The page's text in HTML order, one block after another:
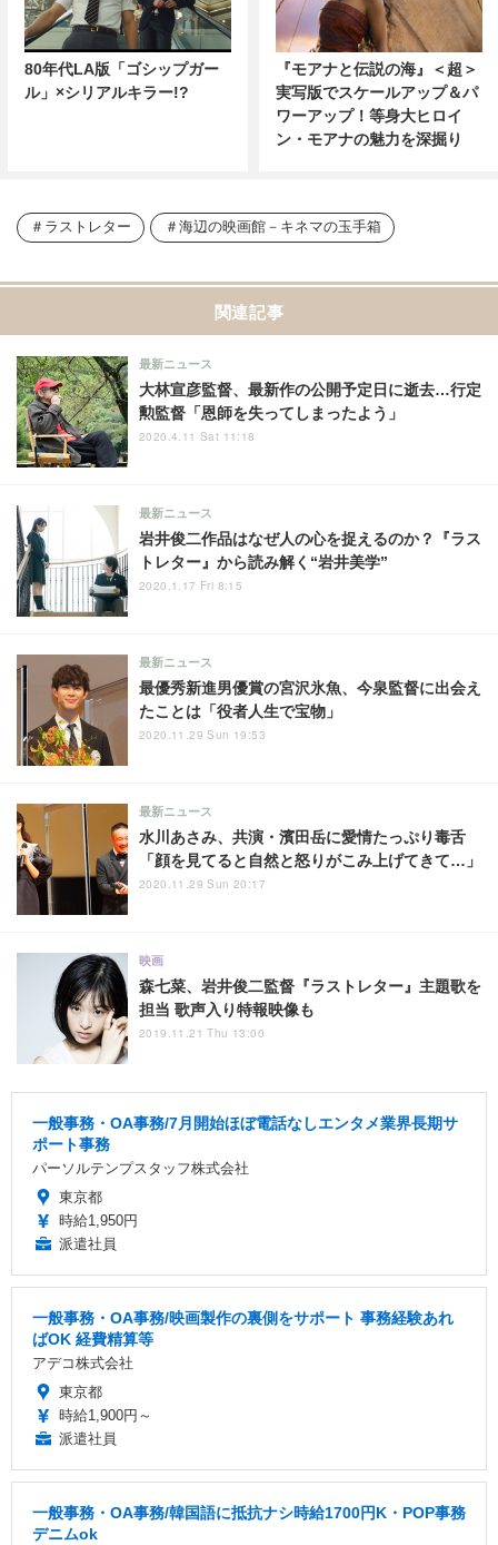
80年代LA版「ゴシップガー
ル」×シリアルキラー!?
『モアナと伝説の海』＜超＞
実写版でスケールアップ＆パ
ワーアップ！等身大ヒロイ
ン・モアナの魅力を深掘り
ラストレター 海辺の映画館－キネマの玉手箱
関連記事
大林宣彦監督、最新作の公開予定日に逝去…行定
勲監督「恩師を失ってしまったよう」
最新ニュース
2020.4.11 Sat 11:18
岩井俊二作品はなぜ人の心を捉えるのか？『ラス
トレター』から読み解く“岩井美学”
最新ニュース
2020.1.17 Fri 8:15
最優秀新進男優賞の宮沢氷魚、今泉監督に出会え
たことは「役者人生で宝物」
最新ニュース
2020.11.29 Sun 19:53
水川あさみ、共演・濱田岳に愛情たっぷり毒舌
「顔を見てると自然と怒りがこみ上げてきて…」
最新ニュース
2020.11.29 Sun 20:17
森七菜、岩井俊二監督『ラストレター』主題歌を
担当 歌声入り特報映像も
映画
2019.11.21 Thu 13:00
一般事務・OA事務/7月開始ほぼ電話なしエンタメ業界長期サ
ポート事務
パーソルテンプスタッフ株式会社
東京都
時給1,950円
派遣社員
一般事務・OA事務/映画製作の裏側をサポート 事務経験あれ
ばOK 経費精算等
アデコ株式会社
東京都
時給1,900円～
派遣社員
一般事務・OA事務/韓国語に抵抗ナシ時給1700円K・POP事務
デニムok